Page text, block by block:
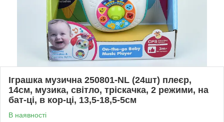
Іграшка музична 250801-NL (24шт) плеєр,
14см, музика, світло, тріскачка, 2 режими, на
бат-ці, в кор-ці, 13,5-18,5-5см
В наявності